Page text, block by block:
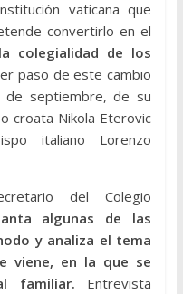
vaticana que
convertirlo en el
colegialidad de los
paso de este cambio
septiembre, de su
croata Nikola Eterovic
italiano Lorenzo
del Colegio
algunas de las
y analiza el tema
viene, en la que se
familiar. Entrevista